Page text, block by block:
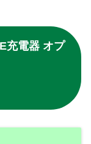
充電器 オプ